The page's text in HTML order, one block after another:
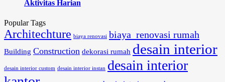
Aktivitas Harian
Popular Tags
Architechture biaya renovasi biaya renovasi rumah
Building Construction dekorasi rumah desain interior
desain interior custom desain interior instan desain interior